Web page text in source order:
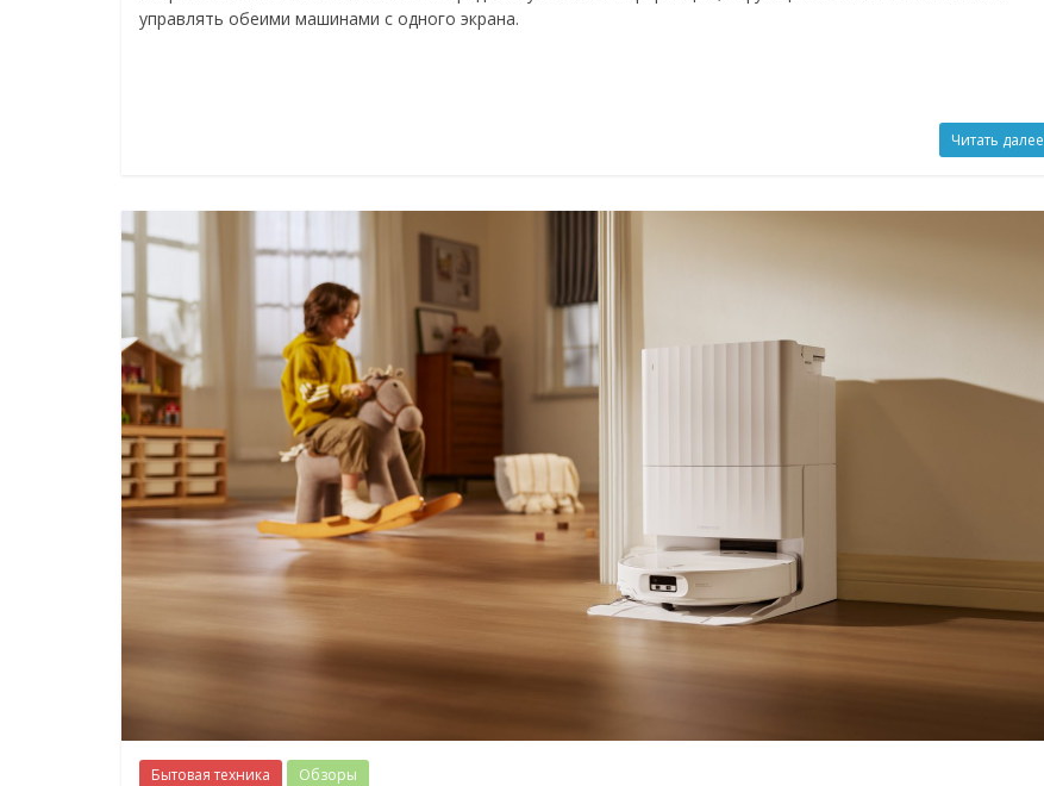
управлять обеими машинами с одного экрана.
Читать далее
Бытовая техника Обзоры